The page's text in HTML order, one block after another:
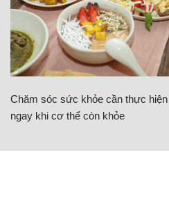
Chăm sóc sức khỏe cần thực hiện
ngay khi cơ thể còn khỏe